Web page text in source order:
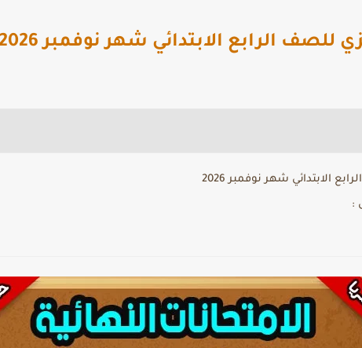
للصف الرابع الابتدائي شهر نوفمبر 2026
الابتدائي شهر نوفمبر 2026
: